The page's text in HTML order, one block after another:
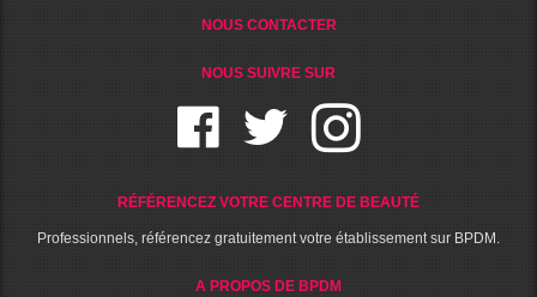
NOUS CONTACTER
NOUS SUIVRE SUR
RÉFÉRENCEZ VOTRE CENTRE DE BEAUTÉ
Professionnels, référencez gratuitement votre établissement sur BPDM.
A PROPOS DE BPDM